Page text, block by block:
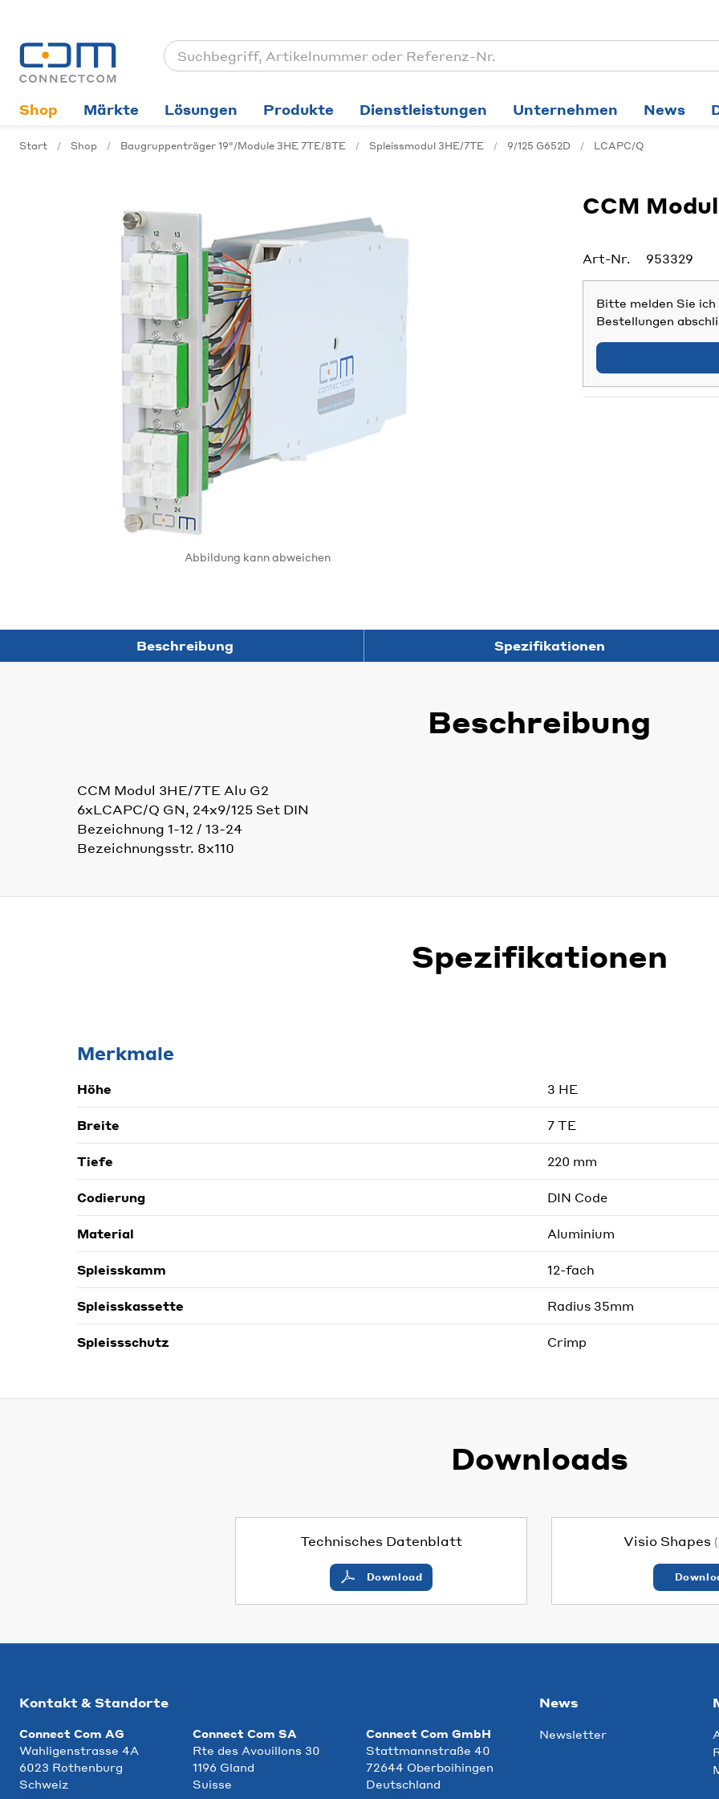
Shop Märkte Lösungen Produkte Dienstleistungen Unternehmen News
Start Shop Baugruppenträger 19"/Module 3HE 7TE/8TE Spleissmodul 3HE/7TE 9/125 G652D LCAPC/Q
Abbildung kann abweichen
CCM
Bitte melden Sie ich
Bestellungen
Art-Nr. 953329
Beschreibung Spezifikationen
Beschreibung
CCM Modul 3HE/7TE Alu G2
6xLCAPC/Q GN, 24x9/125 Set DIN
Bezeichnung 1-12 / 13-24
Bezeichnungsstr. 8x110
Spezifikationen
Merkmale
Höhe 3 HE
Breite 7 TE
Tiefe 220 mm
Codierung DIN Code
Material Aluminium
Spleisskamm 12-fach
Spleisskassette Radius 35mm
Spleissschutz Crimp
Downloads
Technisches Datenblatt
Download
Visio Shapes
Kontakt & Standorte
Connect Com AG
Wahligenstrasse 4A
6023 Rothenburg
Schweiz
Connect Com SA
Rte des Avouillons 30
1196 Gland
Suisse
Connect Com GmbH
Stattmannstraße 40
72644 Oberboihingen
Deutschland
News
Newsletter